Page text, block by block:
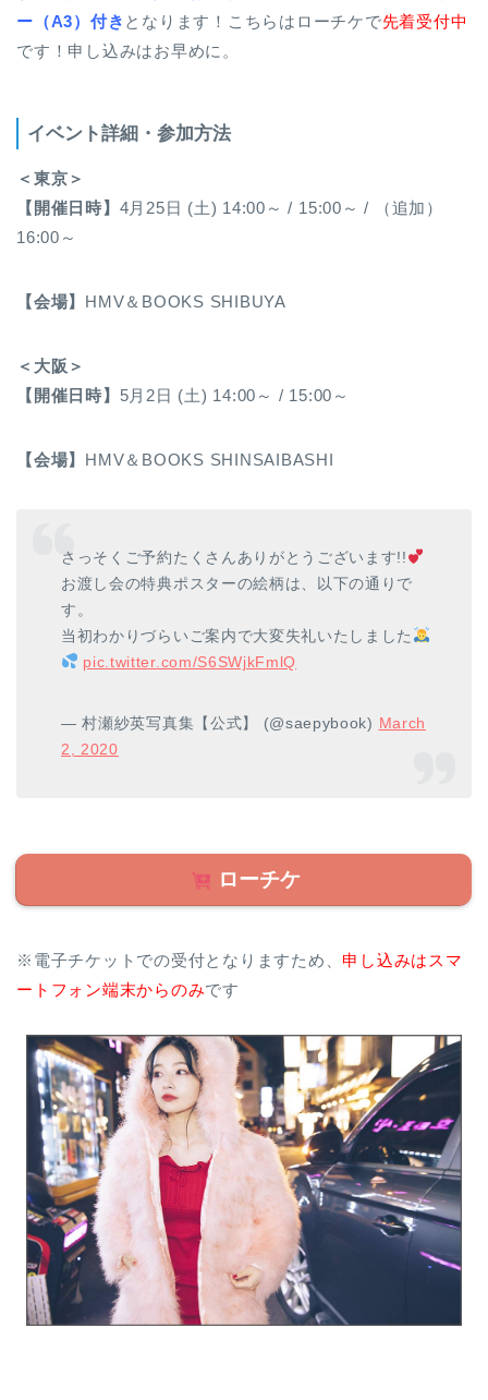
ー（A3）付き となります！こちらはローチケで先着受付中
です！申し込みはお早めに。
イベント詳細・参加方法
＜東京＞
【開催日時】 4月25日 (土) 14:00～ / 15:00～ / （追加）
16:00～
【会場】 HMV＆BOOKS SHIBUYA
＜大阪＞
【開催日時】 5月2日 (土) 14:00～ / 15:00～
【会場】 HMV＆BOOKS SHINSAIBASHI
さっそくご予約たくさんありがとうございます!!
お渡し会の特典ポスターの絵柄は、以下の通りで
す。
当初わかりづらいご案内で大変失礼いたしました
pic.twitter.com/S6SWjkFmlQ
— 村瀬紗英写真集【公式】 (@saepybook) March
2, 2020
ローチケ
※電子チケットでの受付となりますため、 申し込みはスマ
ートフォン端末からのみです